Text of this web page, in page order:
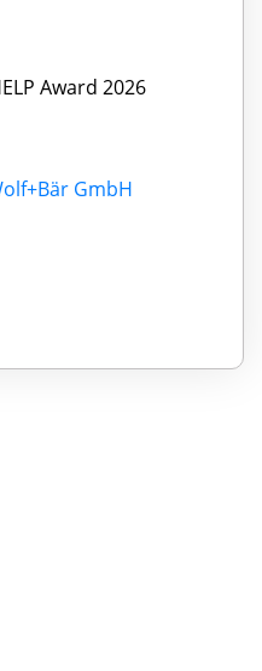
Award 2026
GmbH